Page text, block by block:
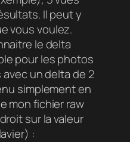
Il peut y
vous voulez.
le delta
pour les photos
avec un delta de 2
simplement en
mon fichier raw
sur la valeur
: